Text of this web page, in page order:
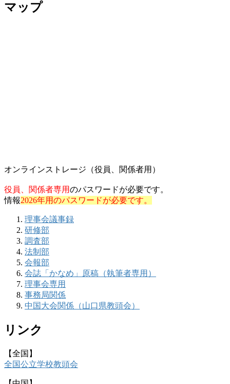
マップ
オンラインストレージ（役員、関係者用）
役員、関係者専用のパスワードが必要です。
情報2026年用のパスワードが必要です。
理事会議事録
研修部
調査部
法制部
会報部
会誌「かなめ」原稿（執筆者専用）
理事会専用
事務局関係
中国大会関係（山口県教頭会）
リンク
【全国】
全国公立学校教頭会